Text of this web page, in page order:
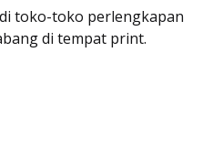
toko-toko perlengkapan
di tempat print.